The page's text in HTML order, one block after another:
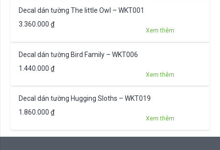
Decal dán tường The little Owl – WKT001
3.360.000 ₫
Xem thêm
Decal dán tường Bird Family – WKT006
1.440.000 ₫
Xem thêm
Decal dán tường Hugging Sloths – WKT019
1.860.000 ₫
Xem thêm